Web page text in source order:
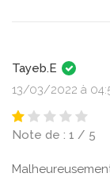
Tayeb.E
13/03/2022 à
Note de : 1 / 5